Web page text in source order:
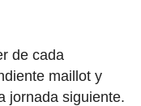
de cada
maillot y
jornada siguiente.